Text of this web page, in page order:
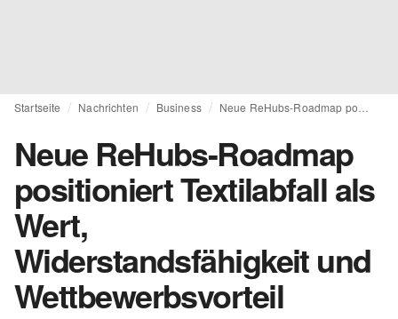
Startseite Nachrichten Business
Neue ReHubs-Roadmap
positioniert Textilabfall als
Wert,
Widerstandsfähigkeit und
Wettbewerbsvorteil